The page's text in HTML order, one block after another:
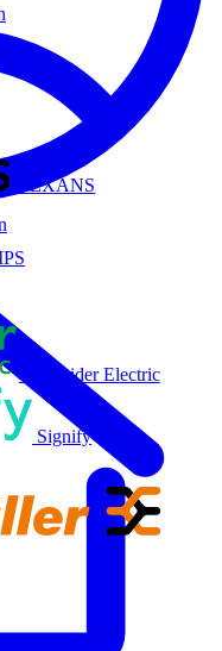
NEXANS
Schneider Electric
Signify